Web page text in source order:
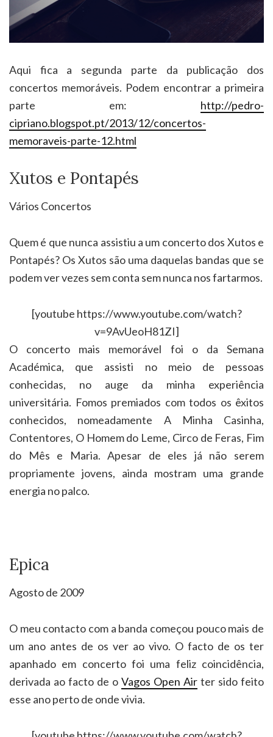
Aqui fica a segunda parte da publicação dos
concertos memoráveis. Podem encontrar a primeira
parte em: http://pedro-
cipriano.blogspot.pt/2013/12/concertos-
memoraveis-parte-12.html
Xutos e Pontapés
Vários Concertos
Quem é que nunca assistiu a um concerto dos Xutos e
Pontapés? Os Xutos são uma daquelas bandas que se
podem ver vezes sem conta sem nunca nos fartarmos.
[youtube https://www.youtube.com/watch?
v=9AvUeoH81ZI]
O concerto mais memorável foi o da Semana
Académica, que assisti no meio de pessoas
conhecidas, no auge da minha experiência
universitária. Fomos premiados com todos os êxitos
conhecidos, nomeadamente A Minha Casinha,
Contentores, O Homem do Leme, Circo de Feras, Fim
do Mês e Maria. Apesar de eles já não serem
propriamente jovens, ainda mostram uma grande
energia no palco.
Epica
Agosto de 2009
O meu contacto com a banda começou pouco mais de
um ano antes de os ver ao vivo. O facto de os ter
apanhado em concerto foi uma feliz coincidência,
derivada ao facto de o Vagos Open Air ter sido feito
esse ano perto de onde vivia.